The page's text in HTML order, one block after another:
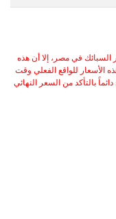
السبائك في مصر، إلا أن هذه
الأسعار للواقع الفعلي وقت
بالتأكد من السعر النهائي